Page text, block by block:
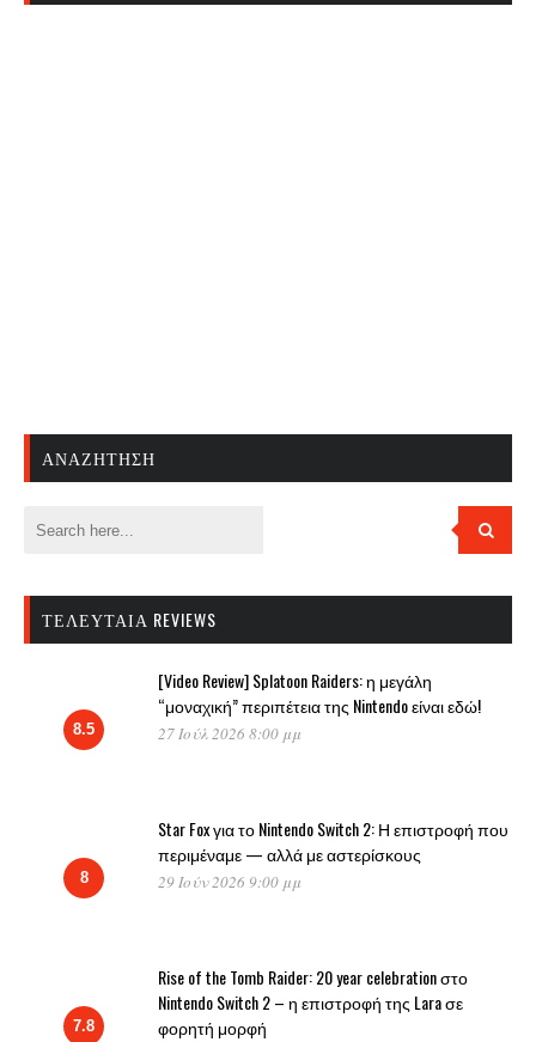
ΑΝΑΖΉΤΗΣΗ
ΤΕΛΕΥΤΑΊΑ REVIEWS
8.5
[Video Review] Splatoon Raiders: η μεγάλη
“μοναχική” περιπέτεια της Nintendo είναι εδώ!
27 Ιούλ 2026 8:00 μμ
8
Star Fox για το Nintendo Switch 2: Η επιστροφή που
περιμέναμε — αλλά με αστερίσκους
29 Ιούν 2026 9:00 μμ
7.8
Rise of the Tomb Raider: 20 year celebration στο
Nintendo Switch 2 – η επιστροφή της Lara σε
φορητή μορφή